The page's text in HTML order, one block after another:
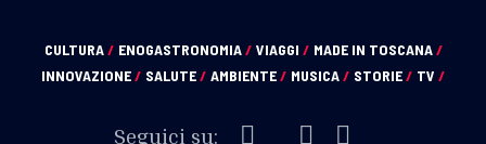
CULTURA/ ENOGASTRONOMIA/ VIAGGI / MADE IN TOSCANA/
INNOVAZIONE/ SALUTE/ AMBIENTE/ MUSICA/ STORIE/ TV /
Seguici su: